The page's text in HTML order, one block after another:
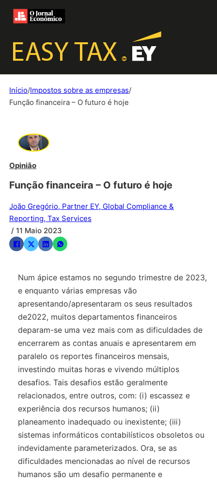
Início/Impostos sobre as empresas/
Função financeira – O futuro é hoje
Opinião
Função financeira – O futuro é hoje
João Gregório, Partner EY, Global Compliance &
Reporting, Tax Services
/ 11 Maio 2023
Num ápice estamos no segundo trimestre de 2023,
e enquanto várias empresas vão
apresentando/apresentaram os seus resultados
de2022, muitos departamentos financeiros
deparam-se uma vez mais com as dificuldades de
encerrarem as contas anuais e apresentarem em
paralelo os reportes financeiros mensais,
investindo muitas horas e vivendo múltiplos
desafios. Tais desafios estão geralmente
relacionados, entre outros, com: (i) escassez e
experiência dos recursos humanos; (ii)
planeamento inadequado ou inexistente; (iii)
sistemas informáticos contabilísticos obsoletos ou
indevidamente parameterizados. Ora, se as
dificuldades mencionadas ao nível de recursos
humanos são um desafio permanente e